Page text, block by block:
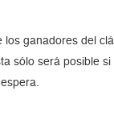
los ganadores del
sólo será posible